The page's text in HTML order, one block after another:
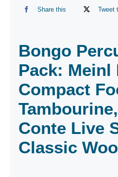
Share this Tweet
Bongo
Pack: Meinl
Compact
Conte Live
Classic